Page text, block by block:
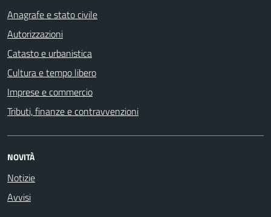
Anagrafe e stato civile
Autorizzazioni
Catasto e urbanistica
Cultura e tempo libero
Imprese e commercio
Tributi, finanze e contravvenzioni
NOVITÀ
Notizie
Avvisi